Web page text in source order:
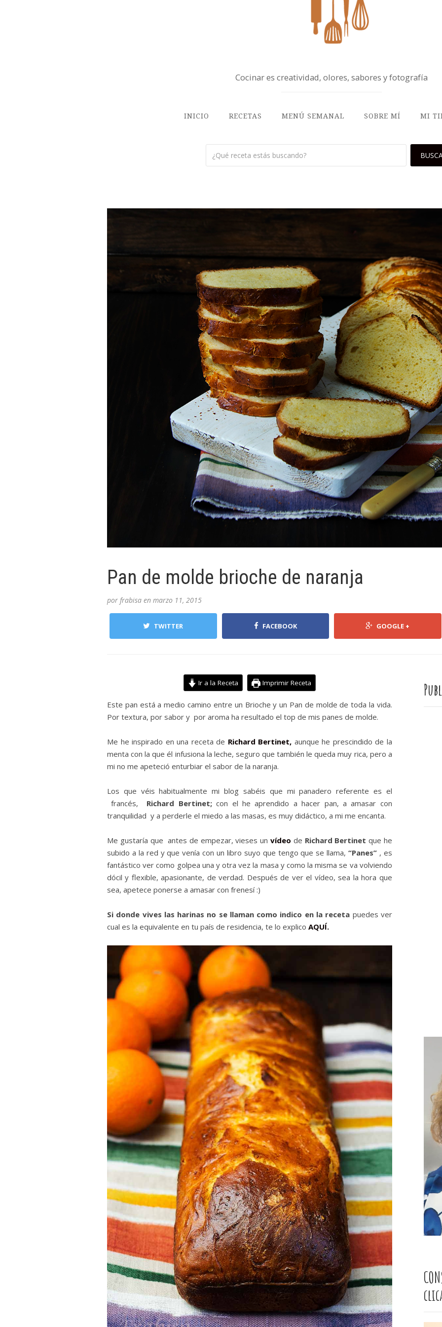
Cocinar es creatividad, olores, sabores y fotografía
INICIO RECETAS MENÚ SEMANAL SOBRE MÍ MI
Pan de molde brioche de naranja
por frabisa en marzo 11, 2015
TWITTER FACEBOOK GOOGLE +
Ir a la Receta Imprimir Receta
Este pan está a medio camino entre un Brioche y un Pan de molde de toda la vida.
Por textura, por sabor y por aroma ha resultado el top de mis panes de molde.
Me he inspirado en una receta de Richard Bertinet, aunque he prescindido de la
menta con la que él infusiona la leche, seguro que también le queda muy rica, pero a
mi no me apeteció enturbiar el sabor de la naranja.
Los que véis habitualmente mi blog sabéis que mi panadero referente es el
francés, Richard Bertinet;con el he aprendido a hacer pan, a amasar con
tranquilidad y a perderle el miedo a las masas, es muy didáctico, a mi me encanta.
Me gustaría que antes de empezar, vieses un vídeo de Richard Bertinet que he
subido a la red y que venía con un libro suyo que tengo que se llama,“Panes” , es
fantástico ver como golpea una y otra vez la masa y como la misma se va volviendo
dócil y flexible, apasionante, de verdad. Después de ver el vídeo, sea la hora que
sea, apetece ponerse a amasar con frenesí :)
Si donde vives las harinas no se llaman como indico en la receta puedes ver
cual es la equivalente en tu país de residencia, te lo explico AQUÍ.